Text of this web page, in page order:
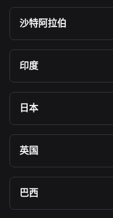
沙特阿拉伯
印度
日本
英国
巴西